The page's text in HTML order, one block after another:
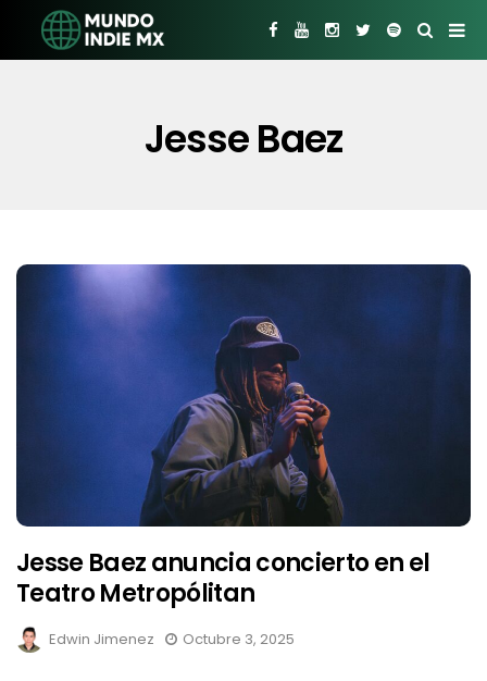
Jesse Baez
Jesse Baez anuncia concierto en el
Teatro Metropólitan
Edwin Jimenez Octubre 3, 2025